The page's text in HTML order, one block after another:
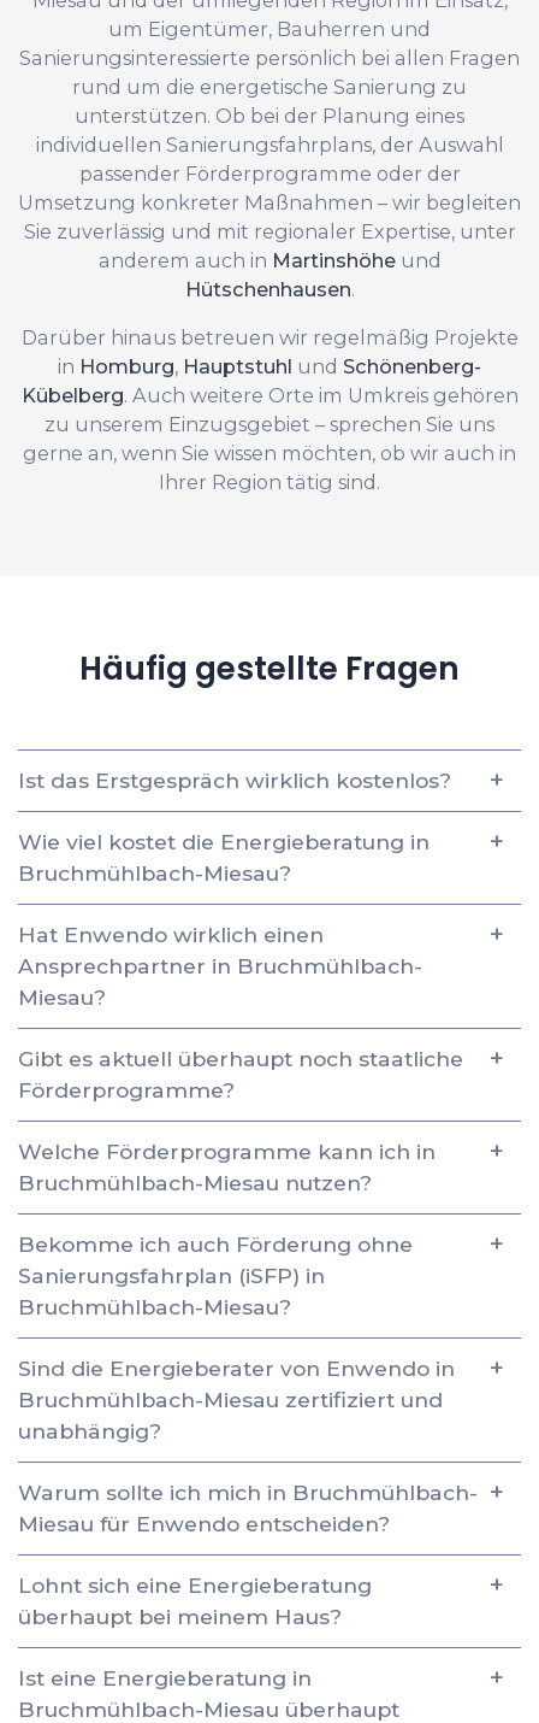
um Eigentümer, Bauherren und
Sanierungsinteressierte persönlich bei allen Fragen
rund um die energetische Sanierung zu
unterstützen. Ob bei der Planung eines
individuellen Sanierungsfahrplans, der Auswahl
passender Förderprogramme oder der
Umsetzung konkreter Maßnahmen – wir begleiten
Sie zuverlässig und mit regionaler Expertise, unter
anderem auch in Martinshöheund
Hütschenhausen.
Darüber hinaus betreuen wir regelmäßig Projekte
in Homburg, Hauptstuhl und Schönenberg-
Kübelberg. Auch weitere Orte im Umkreis gehören
zu unserem Einzugsgebiet – sprechen Sie uns
gerne an, wenn Sie wissen möchten, ob wir auch in
Ihrer Region tätig sind.
Häufig gestellte Fragen
Ist das Erstgespräch wirklich kostenlos?
Wie viel kostet die Energieberatung in
Bruchmühlbach-Miesau?
Hat Enwendo wirklich einen
Ansprechpartner in Bruchmühlbach-
Miesau?
Gibt es aktuell überhaupt noch staatliche
Förderprogramme?
Welche Förderprogramme kann ich in
Bruchmühlbach-Miesau nutzen?
Bekomme ich auch Förderung ohne
Sanierungsfahrplan (iSFP) in
Bruchmühlbach-Miesau?
Sind die Energieberater von Enwendo in
Bruchmühlbach-Miesau zertifiziert und
unabhängig?
Warum sollte ich mich in Bruchmühlbach-
Miesau für Enwendo entscheiden?
Lohnt sich eine Energieberatung
überhaupt bei meinem Haus?
Ist eine Energieberatung in
Bruchmühlbach-Miesau überhaupt